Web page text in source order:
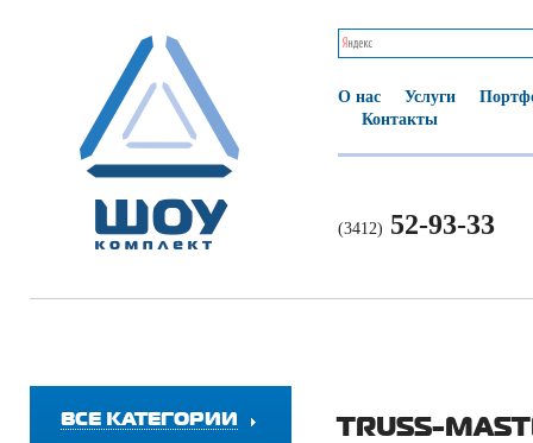
О нас Услуги
Контакты
(3412) 52-93-33
ВСЕ КАТЕГОРИИ TRUSS-